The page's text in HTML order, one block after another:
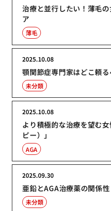
治療と並行したい！薄毛
ア
薄毛
顎関節症専門家はどこ頼
2025.10.08
未分類
より積極的な治療を望む
ピー）」
2025.10.08
AGA
亜鉛とAGA治療薬の関係
2025.09.30
未分類